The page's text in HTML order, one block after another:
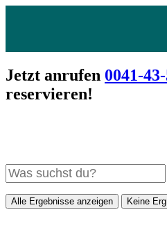
Jetzt anrufen 0041-
reservieren!
Alle Ergebnisse anzeigen Keine